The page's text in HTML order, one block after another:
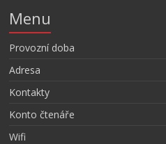
Menu
Provozní doba
Adresa
Kontakty
Konto čtenáře
Wifi